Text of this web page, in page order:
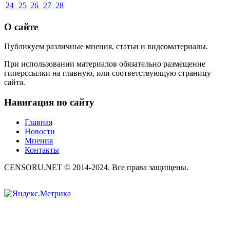
24 25 26 27 28
О сайте
Публикуем различные мнения, статьи и видеоматериалы.
При использовании материалов обязательно размещение
гиперссылки на главную, или соответствующую страницу
сайта.
Навигация по сайту
Главная
Новости
Мнения
Контакты
CENSORU.NET © 2014-2024. Все права защищены.